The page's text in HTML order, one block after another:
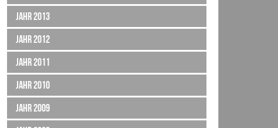
Jahr 2013
Jahr 2012
Jahr 2011
Jahr 2010
Jahr 2009